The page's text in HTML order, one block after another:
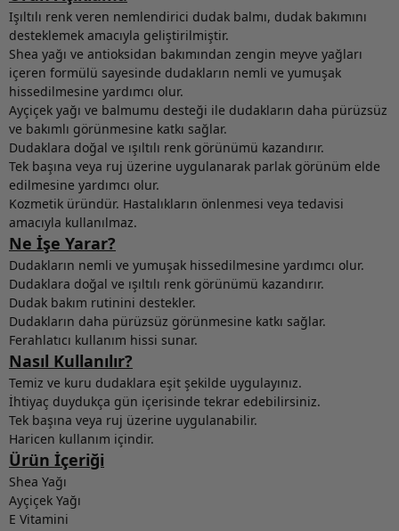
Işıltılı renk veren nemlendirici dudak balmı, dudak bakımını
desteklemek amacıyla geliştirilmiştir.
Shea yağı ve antioksidan bakımından zengin meyve yağları
içeren formülü sayesinde dudakların nemli ve yumuşak
hissedilmesine yardımcı olur.
Ayçiçek yağı ve balmumu desteği ile dudakların daha pürüzsüz
ve bakımlı görünmesine katkı sağlar.
Dudaklara doğal ve ışıltılı renk görünümü kazandırır.
Tek başına veya ruj üzerine uygulanarak parlak görünüm elde
edilmesine yardımcı olur.
Kozmetik üründür. Hastalıkların önlenmesi veya tedavisi
amacıyla kullanılmaz.
Ne İşe Yarar?
Dudakların nemli ve yumuşak hissedilmesine yardımcı olur.
Dudaklara doğal ve ışıltılı renk görünümü kazandırır.
Dudak bakım rutinini destekler.
Dudakların daha pürüzsüz görünmesine katkı sağlar.
Ferahlatıcı kullanım hissi sunar.
Nasıl Kullanılır?
Temiz ve kuru dudaklara eşit şekilde uygulayınız.
İhtiyaç duydukça gün içerisinde tekrar edebilirsiniz.
Tek başına veya ruj üzerine uygulanabilir.
Haricen kullanım içindir.
Ürün İçeriği
Shea Yağı
Ayçiçek Yağı
E Vitamini